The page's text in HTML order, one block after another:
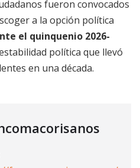
fueron convocados
a la opción política
el quinquenio 2026-
política que llevó
en una década.